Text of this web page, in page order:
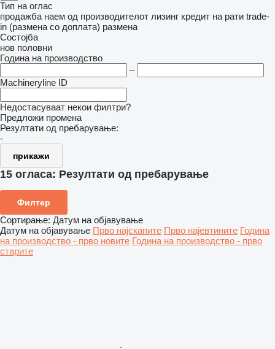
Тип на оглас
продажба наем од производителот лизинг кредит на рати trade-
in (размена со доплата) размена
Состојба
нов половни
Година на производство
–
Machineryline ID
Недостасуваат некои филтри?
Предложи промена
Резултати од пребарување:
-
прикажи
15 огласа: Резултати од пребарување
Филтер
Сортирање: Датум на објавување
Датум на објавување Прво најскапите Прво најевтините Година
на производство - прво новите Година на производство - прво
старите